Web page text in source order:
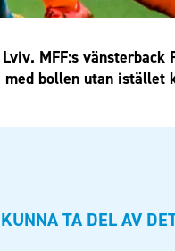
MFF:s
bollen utan istället
TA DEL AV